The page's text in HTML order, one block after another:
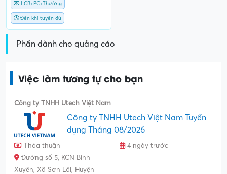
LCB+PC+Thưởng
Đến khi tuyển đủ
Phần dành cho quảng cáo
Việc làm tương tự cho bạn
Công ty TNHH Utech Việt Nam
Công ty TNHH Utech Việt Nam Tuyển
dụng Tháng 08/2026
Thỏa thuận
4 ngày trước
Đường số 5, KCN Bình
Xuyên, Xã Sơn Lôi, Huyện